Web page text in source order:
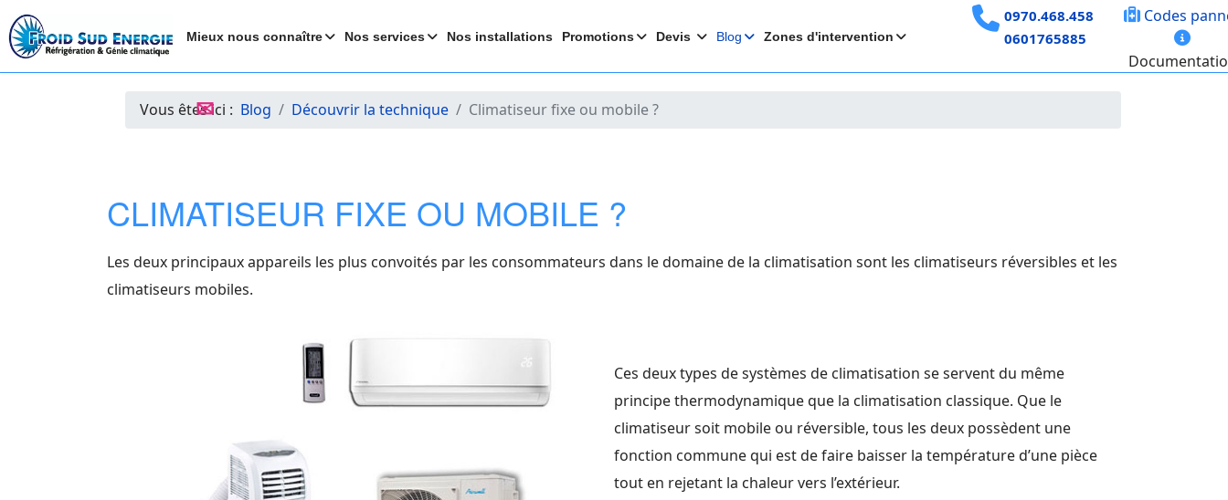
Mieux nous connaître Nos services Nos installations Promotions Devis Blog Zones d'intervention
✉
0970.468.458
0601765885
Codes
Vous êtes ici : Blog Découvrir la technique Climatiseur fixe ou mobile ?
CLIMATISEUR FIXE OU MOBILE ?
Les deux principaux appareils les plus convoités par les consommateurs dans le domaine de la climatisation sont les climatiseurs réversibles et les
climatiseurs mobiles.
Ces deux types de systèmes de climatisation se servent du même
principe thermodynamique que la climatisation classique. Que le
climatiseur soit mobile ou réversible, tous les deux possèdent une
fonction commune qui est de faire baisser la température d’une pièce
tout en rejetant la chaleur vers l’extérieur.